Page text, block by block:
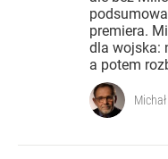
premiera.
dla wojska:
a potem